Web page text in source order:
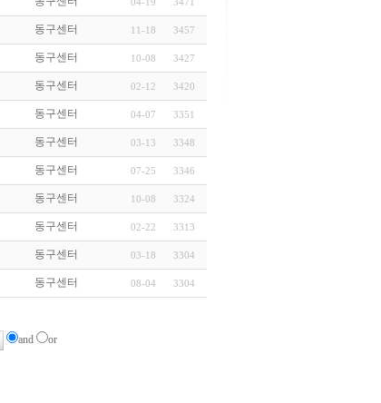
동구센터 11-18 3457
동구센터 10-08 3427
동구센터 02-12 3420
동구센터 04-07 3351
동구센터 03-13 3348
동구센터 07-25 3346
동구센터 10-08 3324
동구센터 02-22 3313
동구센터 03-18 3304
동구센터 08-04 3304
and or